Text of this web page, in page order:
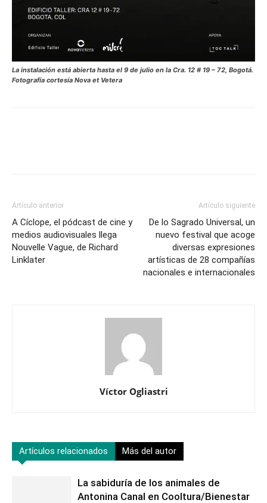
La instalación está abierta hasta el 9 de julio en la Cra. 12 # 19 – 72, Bogotá.
Fotografía cortesía Nova et Vetera
Artículo anterior
A Cíclope, el pódcast de cine y
medios audiovisuales llega
Nouvelle Vague, de Richard
Linklater
Artículo siguiente
De lo Sagrado Universal, un
nuevo festival que acoge
diversas expresiones
artísticas de 28 compañías
nacionales e internacionales
Víctor Ogliastri
Artículos relacionados Más del autor
La sabiduría de los animales de
Antonina Canal en Cooltura/Bienestar